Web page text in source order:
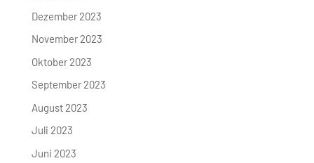
Dezember 2023
November 2023
Oktober 2023
September 2023
August 2023
Juli 2023
Juni 2023